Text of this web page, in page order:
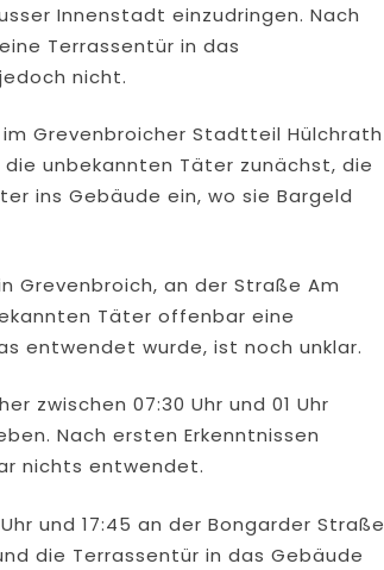
Innenstadt einzudringen. Nach
Terrassentür in das
nicht.
Grevenbroicher Stadtteil Hülchrath
die unbekannten Täter zunächst, die
ins Gebäude ein, wo sie Bargeld
Grevenbroich, an der Straße Am
Täter offenbar eine
entwendet wurde, ist noch unklar.
zwischen 07:30 Uhr und 01 Uhr
Nach ersten Erkenntnissen
nichts entwendet.
und 17:45 an der Bongarder Straße
die Terrassentür in das Gebäude